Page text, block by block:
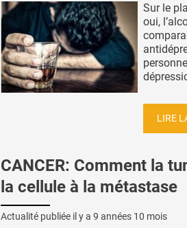
Sur le
oui,
LIRE
CANCER: Comment la
la cellule à la métastase
Actualité publiée il y a 9 années 10 mois